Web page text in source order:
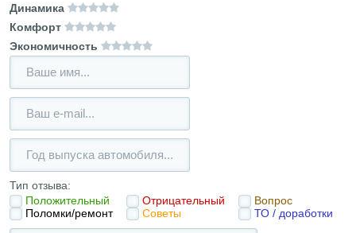
Динамика
Комфорт
Экономичность
Тип отзыва:
Положительный
Отрицательный
Вопрос
Поломки/ремонт
Советы ТО / доработки